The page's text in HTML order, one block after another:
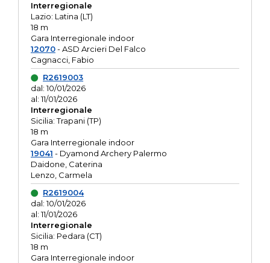
Interregionale
Lazio: Latina (LT)
18 m
Gara Interregionale indoor
12070- ASD Arcieri Del Falco
Cagnacci, Fabio
R2619003
dal: 10/01/2026
al: 11/01/2026
Interregionale
Sicilia: Trapani (TP)
18 m
Gara Interregionale indoor
19041 - Dyamond Archery Palermo
Daidone, Caterina
Lenzo, Carmela
R2619004
dal: 10/01/2026
al: 11/01/2026
Interregionale
Sicilia: Pedara (CT)
18 m
Gara Interregionale indoor